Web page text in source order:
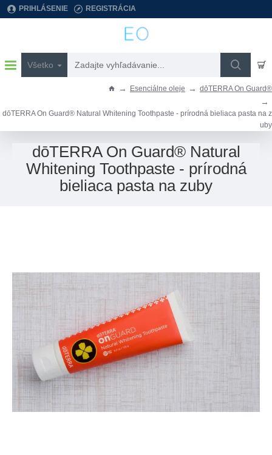
PRIHLÁSENIE REGISTRÁCIA
Všetko
Zadajte
dōTERRA On Guard® Natural
Whitening Toothpaste - prírodná
bieliaca pasta na zuby
e
Esenciálne oleje dōTERRA On Guard®
dōTERRA On Guard® Natural Whitening Toothpaste - prírodná bieliaca pasta na z
uby